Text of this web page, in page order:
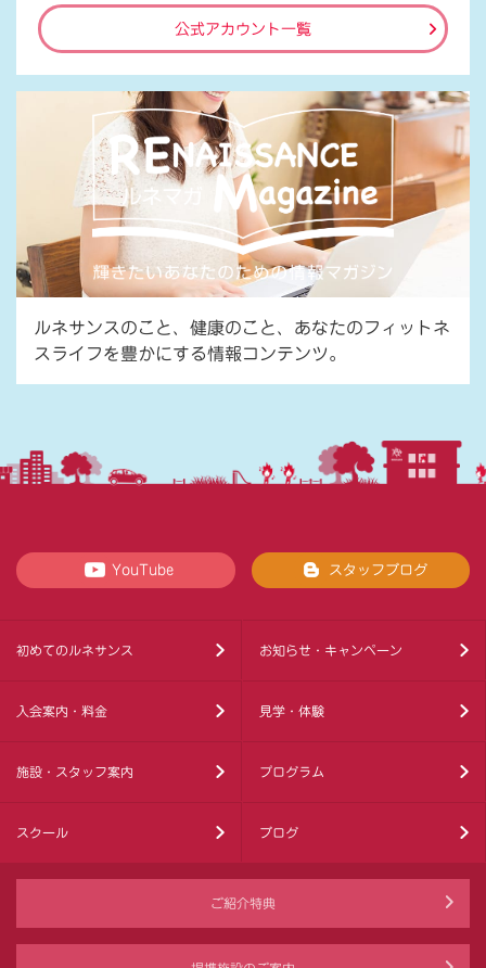
公式アカウント一覧
ルネサンスのこと、健康のこと、あなたのフィットネ
スライフを豊かにする情報コンテンツ。
YouTube スタッフブログ
初めてのルネサンス お知らせ・キャンペーン
入会案内・料金 見学・体験
施設・スタッフ案内 プログラム
スクール ブログ
ご紹介特典